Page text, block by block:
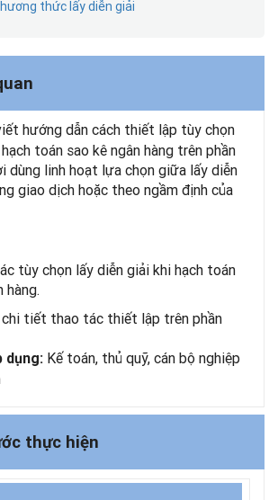
thức lấy diễn giải
hướng dẫn cách thiết lập tùy chọn
toán sao kê ngân hàng trên phần
dùng linh hoạt lựa chọn giữa lấy diễn
giao dịch hoặc theo ngầm định của
tùy chọn lấy diễn giải khi hạch toán
hàng.
chi tiết thao tác thiết lập trên phần
dụng: Kế toán, thủ quỹ, cán bộ nghiệp
thực hiện